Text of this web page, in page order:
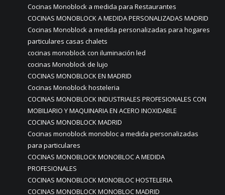
Cocinas Monoblock a medida para Restaurantes
COCINAS MONOBLOCK A MEDIDA PERSONALIZADAS MADRID
Cocinas Monoblock a medida personalizadas para hogares
particulares casas chalets
cocinas monoblock con iluminación led
cocinas Monoblock de lujo
COCINAS MONOBLOCK EN MADRID
Cocinas Monoblock hosteleria
COCINAS MONOBLOCK INDUSTRIALES PROFESIONALES CON
MOBILIARIO Y MAQUINARIA EN ACERO INOXIDABLE
COCINAS MONOBLOCK MADRID
Cocinas monoblock monobloc a medida personalizadas
para particulares
COCINAS MONOBLOCK MONOBLOC A MEDIDA
PROFESIONALES
COCINAS MONOBLOCK MONOBLOC HOSTELERIA
COCINAS MONOBLOCK MONOBLOC MADRID